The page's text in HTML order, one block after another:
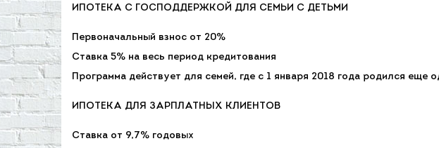
ИПОТЕКА С ГОСПОДДЕРЖКОЙ ДЛЯ СЕМЬИ С ДЕТЬМИ
Первоначальный взнос от 20%
Ставка 5% на весь период кредитования
Программа действует для семей, где с 1 января 2018 года родился еще
ИПОТЕКА ДЛЯ ЗАРПЛАТНЫХ КЛИЕНТОВ
Ставка от 9,7% годовых